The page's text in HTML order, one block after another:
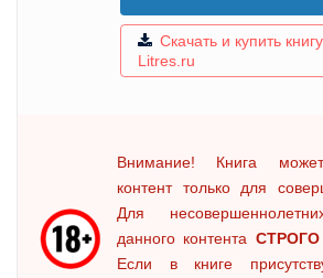
Скачать и купить
Litres.ru
Внимание! Книга
контент только для
Для
данного контента
Если в книге